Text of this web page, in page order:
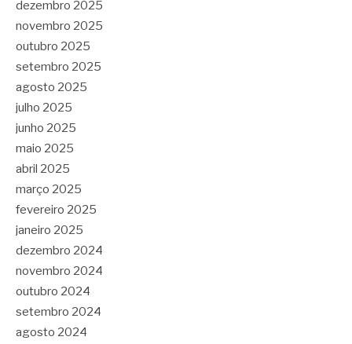
dezembro 2025
novembro 2025
outubro 2025
setembro 2025
agosto 2025
julho 2025
junho 2025
maio 2025
abril 2025
março 2025
fevereiro 2025
janeiro 2025
dezembro 2024
novembro 2024
outubro 2024
setembro 2024
agosto 2024